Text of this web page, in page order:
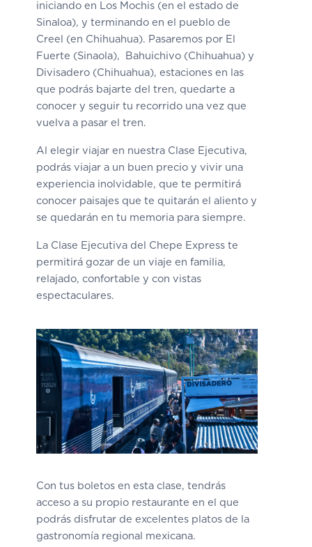
iniciando en Los Mochis (en el estado de
Sinaloa), y terminando en el pueblo de
Creel (en Chihuahua). Pasaremos por El
Fuerte (Sinaola), Bahuichivo (Chihuahua) y
Divisadero (Chihuahua), estaciones en las
que podrás bajarte del tren, quedarte a
conocer y seguir tu recorrido una vez que
vuelva a pasar el tren.
Al elegir viajar en nuestra Clase Ejecutiva,
podrás viajar a un buen precio y vivir una
experiencia inolvidable, que te permitirá
conocer paisajes que te quitarán el aliento y
se quedarán en tu memoria para siempre.
La Clase Ejecutiva del Chepe Express te
permitirá gozar de un viaje en familia,
relajado, confortable y con vistas
espectaculares.
Con tus boletos en esta clase, tendrás
acceso a su propio restaurante en el que
podrás disfrutar de excelentes platos de la
gastronomía regional mexicana.